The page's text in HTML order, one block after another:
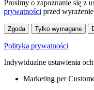
Prosimy o zapoznanie się z
prywatności przed
Zgoda Tylko wymagane
Polityka prywatności
Indywidualne ustawienia
Marketing per